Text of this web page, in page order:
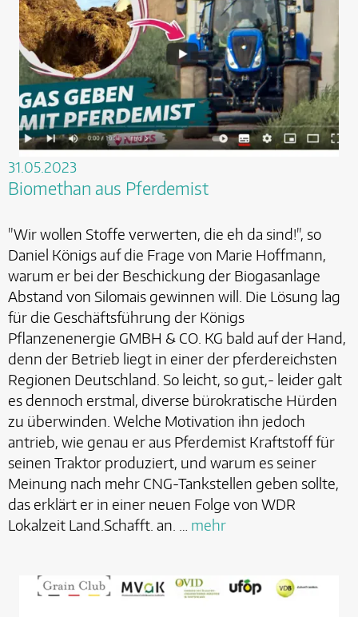
31.05.2023
Biomethan aus Pferdemist
"Wir wollen Stoffe verwerten, die eh da sind!", so
Daniel Königs auf die Frage von Marie Hoffmann,
warum er bei der Beschickung der Biogasanlage
Abstand von Silomais gewinnen will. Die Lösung lag
für die Geschäftsführung der Königs
Pflanzenenergie GMBH & CO. KG bald auf der Hand,
denn der Betrieb liegt in einer der pferdereichsten
Regionen Deutschland. So leicht, so gut,- leider galt
es dennoch erstmal, diverse bürokratische Hürden
zu überwinden. Welche Motivation ihn jedoch
antrieb, wie genau er aus Pferdemist Kraftstoff für
seinen Traktor produziert, und warum es seiner
Meinung nach mehr CNG-Tankstellen geben sollte,
das erklärt er in einer neuen Folge von WDR
Lokalzeit Land.Schafft. an. … mehr